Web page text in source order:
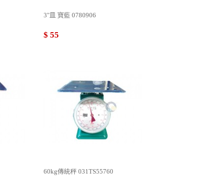
3"皿 寶藍 0780906
$ 55
60kg傳統秤 031TS55760